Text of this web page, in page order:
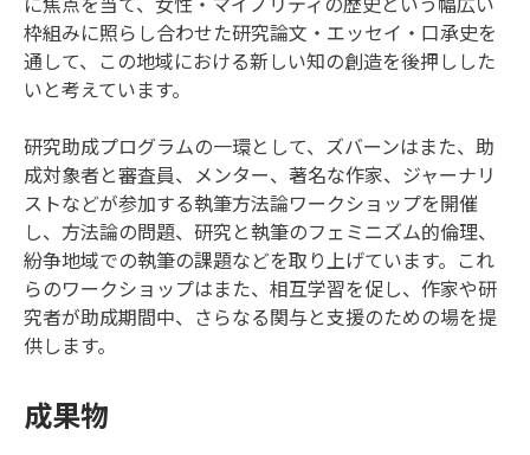
枠組みに照らし合わせた研究論文・エッセイ・口承史を
通して、この地域における新しい知の創造を後押しした
いと考えています。
研究助成プログラムの一環として、ズバーンはまた、助
成対象者と審査員、メンター、著名な作家、ジャーナリ
ストなどが参加する執筆方法論ワークショップを開催
し、方法論の問題、研究と執筆のフェミニズム的倫理、
紛争地域での執筆の課題などを取り上げています。これ
らのワークショップはまた、相互学習を促し、作家や研
究者が助成期間中、さらなる関与と支援のための場を提
供します。
成果物